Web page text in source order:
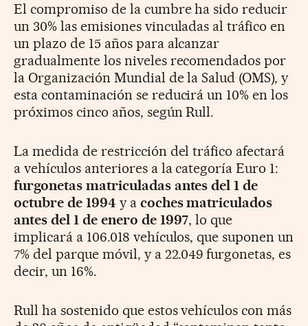
El compromiso de la cumbre ha sido reducir
un 30% las emisiones vinculadas al tráfico en
un plazo de 15 años para alcanzar
gradualmente los niveles recomendados por
la Organización Mundial de la Salud (OMS), y
esta contaminación se reducirá un 10% en los
próximos cinco años, según Rull.
La medida de restricción del tráfico afectará
a vehículos anteriores a la categoría Euro 1:
furgonetas matriculadas antes del 1 de
octubre de 1994 y a coches matriculados
antes del 1 de enero de 1997, lo que
implicará a 106.018 vehículos, que suponen un
7% del parque móvil, y a 22.049 furgonetas, es
decir, un 16%.
Rull ha sostenido que estos vehículos con más